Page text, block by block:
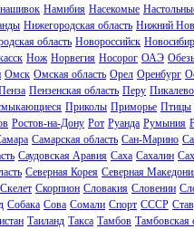
Намибия Насекомые
Нижегородская область Нижний
область Новороссийск
Нож Норвегия Носорог ОАЭ
Омск Омская область Орел Оренбург
Пензенская область Перу Пикалево
Приколы Приморье Птицы
Ростов-на-Дону Рот Руанда Румыния
Самарская область Сан-Марино
Саудовская Аравия Саха Сахалин
Северная Корея Северная
Скелет Скорпион Словакия Словении
Собака Сова Сомали Спорт СССР
Таиланд Такса Тамбов Тамбовская